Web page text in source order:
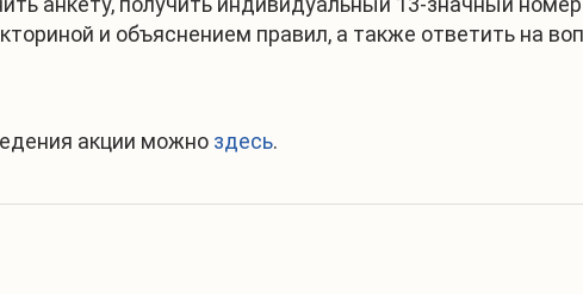
и объяснением правил, а также ответить на
акции можно здесь.